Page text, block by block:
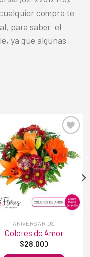
compra te
para saber el
ya que algunas
Añadir
a la
lista de
deseos
ANIVERSARIOS
Colores de Amor
$28.000